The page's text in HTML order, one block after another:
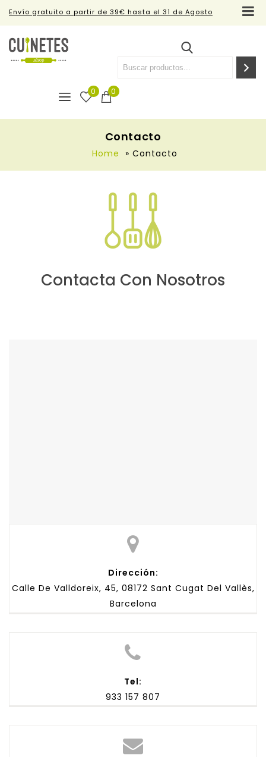
Envío gratuito a partir de 39€ hasta el 31 de Agosto
0
0
Contacto
Home » Contacto
Contacta Con Nosotros
Dirección:
Calle De Valldoreix, 45, 08172 Sant Cugat Del Vallès,
Barcelona
Tel:
933 157 807